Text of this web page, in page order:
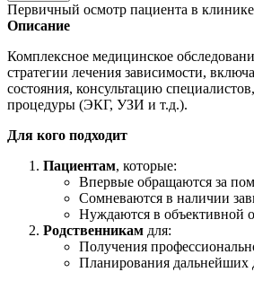
Первичный осмотр пациента в клинике
Описание
Комплексное медицинское
стратегии лечения зависимости,
состояния, консультацию
процедуры (ЭКГ, УЗИ и т.д.).
Для кого подходит
Пациентам, которые:
Впервые обращаются за
Сомневаются в наличии
Нуждаются в объективной
Родственникам для:
Получения
Планирования дальнейших